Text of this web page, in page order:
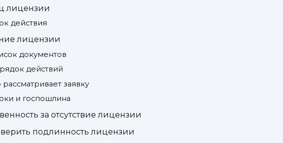
лицензии
действия
лицензии
документов
действий
рассматривает заявку
и госпошлина
за отсутствие лицензии
подлинность лицензии